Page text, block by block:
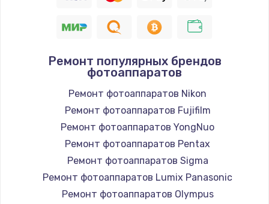
Ремонт популярных брендов
фотоаппаратов
Ремонт фотоаппаратов Nikon
Ремонт фотоаппаратов Fujifilm
Ремонт фотоаппаратов YongNuo
Ремонт фотоаппаратов Pentax
Ремонт фотоаппаратов Sigma
Ремонт фотоаппаратов Lumix Panasonic
Ремонт фотоаппаратов Olympus